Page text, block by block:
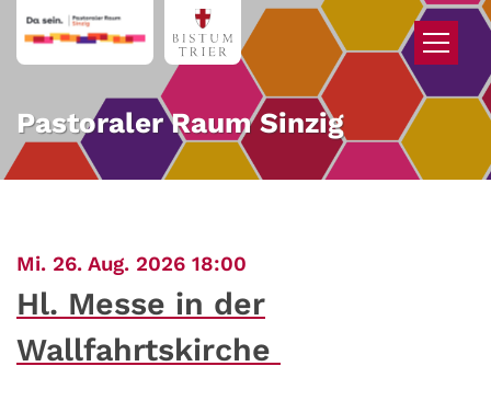
Zum Inhalt springen
Pastoraler Raum Sinzig
Mi. 26. Aug. 2026 18:00
Hl. Messe in der
Wallfahrtskirche